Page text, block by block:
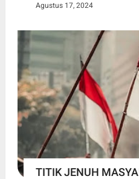
Agustus 17, 2024
TITIK JENUH